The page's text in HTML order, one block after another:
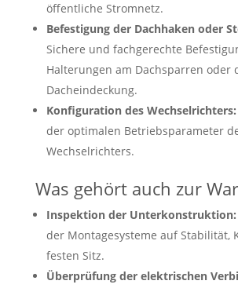
öffentliche Stromnetz.
Befestigung der Dachhaken oder
Sichere und fachgerechte
Halterungen am Dachsparren oder
Dacheindeckung.
Konfiguration des Wechselrichters:
der optimalen Betriebsparameter
Wechselrichters.
Was gehört auch zur
Inspektion der Unterkonstruktion:
der Montagesysteme auf Stabilität,
festen Sitz.
Überprüfung der elektrischen